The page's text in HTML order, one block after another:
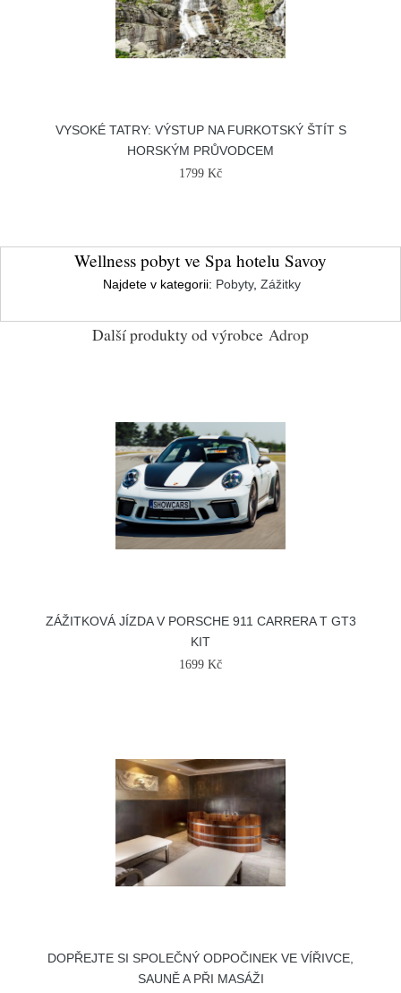
VYSOKÉ TATRY: VÝSTUP NA FURKOTSKÝ ŠTÍT S
HORSKÝM PRŮVODCEM
1799 Kč
Wellness pobyt ve Spa hotelu Savoy
Najdete v kategorii: Pobyty, Zážitky
Další produkty od výrobce Adrop
ZÁŽITKOVÁ JÍZDA V PORSCHE 911 CARRERA T GT3
KIT
1699 Kč
DOPŘEJTE SI SPOLEČNÝ ODPOČINEK VE VÍŘIVCE,
SAUNĚ A PŘI MASÁŽI